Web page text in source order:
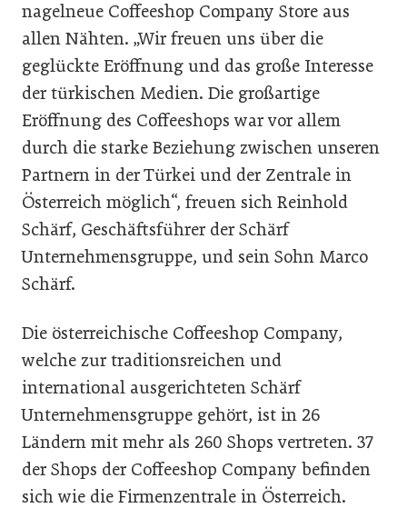
nagelneue Coffeeshop Company Store aus
allen Nähten. „Wir freuen uns über die
geglückte Eröffnung und das große Interesse
der türkischen Medien. Die großartige
Eröffnung des Coffeeshops war vor allem
durch die starke Beziehung zwischen unseren
Partnern in der Türkei und der Zentrale in
Österreich möglich“, freuen sich Reinhold
Schärf, Geschäftsführer der Schärf
Unternehmensgruppe, und sein Sohn Marco
Schärf.
Die österreichische Coffeeshop Company,
welche zur traditionsreichen und
international ausgerichteten Schärf
Unternehmensgruppe gehört, ist in 26
Ländern mit mehr als 260 Shops vertreten. 37
der Shops der Coffeeshop Company befinden
sich wie die Firmenzentrale in Österreich.